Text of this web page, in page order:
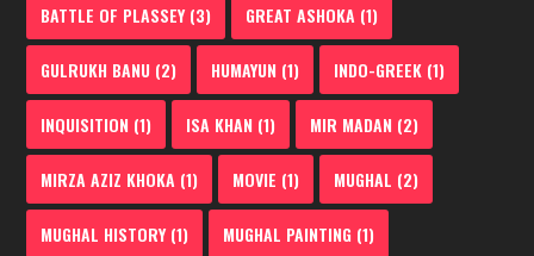
BATTLE OF PLASSEY(3) GREAT ASHOKA (1)
GULRUKH BANU (2) HUMAYUN (1) INDO-GREEK (1)
INQUISITION (1) ISA KHAN (1) MIR MADAN (2)
MIRZA AZIZ KHOKA (1) MOVIE (1) MUGHAL (2)
MUGHAL HISTORY(1) MUGHAL PAINTING (1)